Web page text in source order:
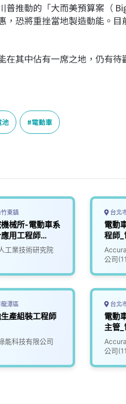
普推動的「大而美預算案（
恐將重挫當地製造動能。
其中佔有一席之地，仍有待
池 電動車
東鎮
械所-電動車系
用工程師
工業技術研究院
潭區
產組裝工程師
能科技有限公司
台北
電動
程師
公司
台北
電動
主管
公司